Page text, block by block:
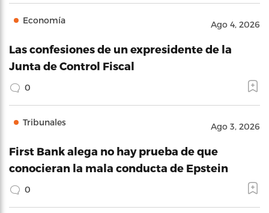
Economía Ago 4, 2026
Las confesiones de un expresidente de la
Junta de Control Fiscal
0
Tribunales Ago 3, 2026
First Bank alega no hay prueba de que
conocieran la mala conducta de Epstein
0